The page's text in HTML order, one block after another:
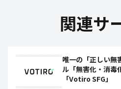
関連サ
唯一の「正しい無
ル「無害化・消毒
「Votiro SFG」